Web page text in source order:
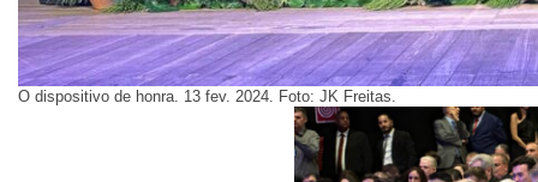
O dispositivo de honra. 13 fev. 2024. Foto: JK Freitas.